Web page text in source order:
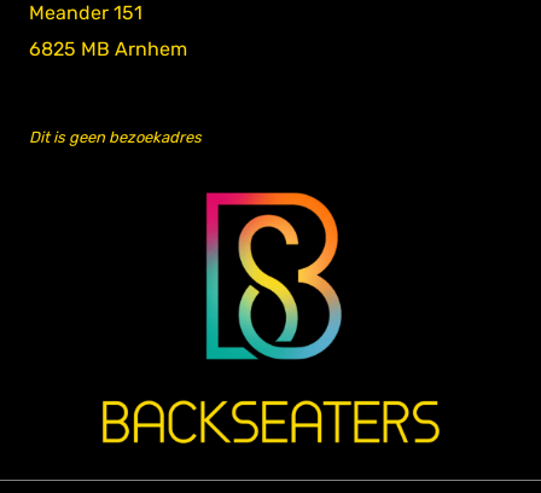
Meander 151
6825 MB Arnhem
Dit is geen bezoekadres